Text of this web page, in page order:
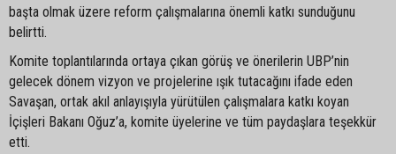
başta olmak üzere reform çalışmalarına önemli katkı sunduğunu
belirtti.
Komite toplantılarında ortaya çıkan görüş ve önerilerin UBP’nin
gelecek dönem vizyon ve projelerine ışık tutacağını ifade eden
Savaşan, ortak akıl anlayışıyla yürütülen çalışmalara katkı koyan
İçişleri Bakanı Oğuz’a, komite üyelerine ve tüm paydaşlara teşekkür
etti.